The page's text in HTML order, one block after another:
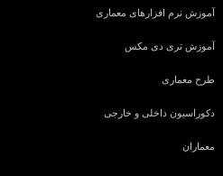
آموزش نرم افزارهای معماری
آموزش تری دی مکس
طرح معماری
دکوراسیون داخلی و خارجی
معماران